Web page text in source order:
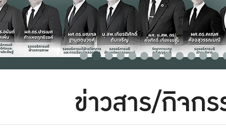
ข่าวสาร/กิจก